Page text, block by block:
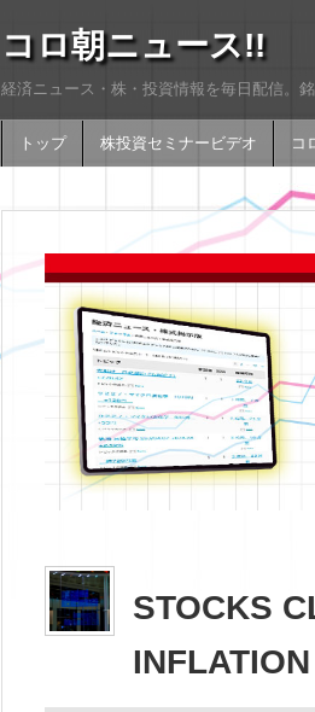
コロ朝ニュース!!
経済ニュース・株・投資情報を毎日配信。
トップ 株投資セミナービデオ コ
STOCKS